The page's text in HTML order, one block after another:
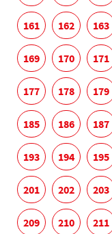
161 162 163
169 170 171
177 178 179
185 186 187
193 194 195
201 202 203
209 210 211